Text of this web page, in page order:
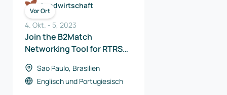
Vor Ort
Landwirtschaft
4. Okt. - 5, 2023
Join the B2Match
Networking Tool for RTRS
Sao Paulo, Brasilien
Englischund Portugiesisch